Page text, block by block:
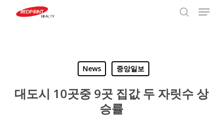
Menu
News 중앙일보
대도시 10곳중 9곳 집값 두 자릿수 상
승률